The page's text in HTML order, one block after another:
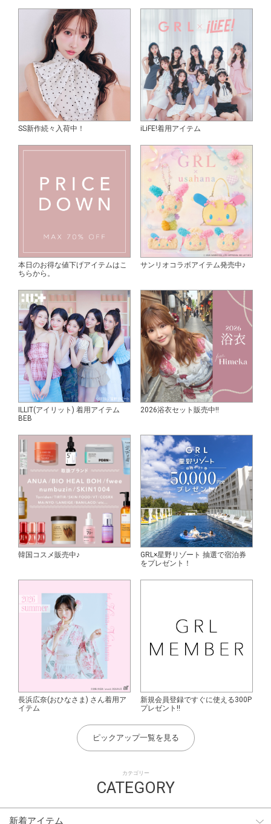
カテゴリー
CATEGORY
新着アイテム
SS新作続々入荷中！ iLiFE!着用アイテム
本日のお得な値下げアイテムはこ
ちらから。
サンリオコラボアイテム発売中♪
ILLIT(アイリット) 着用アイテム
BEB
2026浴衣セット販売中!!
韓国コスメ販売中♪
GRL×星野リゾート 抽選で宿泊券
をプレゼント！
長浜広奈(おひなさま) さん着用ア
イテム
新規会員登録ですぐに使える300P
プレゼント!!
ピックアップ一覧を見る